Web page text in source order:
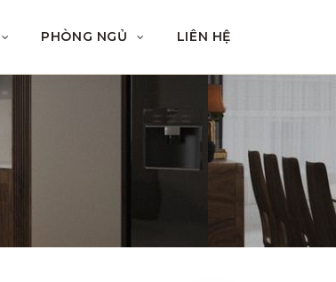
PHÒNG NGỦ LIÊN HỆ